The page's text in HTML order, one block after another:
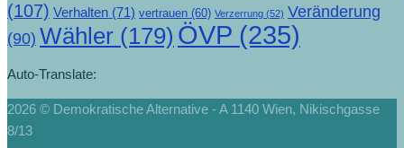
(107) Verhalten (71) vertrauen (60) Verzerrung (52) Veränderung
(90) Wähler (179) ÖVP (235)
Auto-Translate:
2026 © Demokratische Alternative - A 1140 Wien, Nikischgasse
8/13